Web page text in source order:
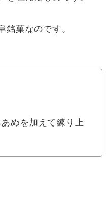
銘菓なのです。
めを加えて練り上